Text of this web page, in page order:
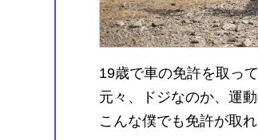
19歳で車の免許を取っ
元々、ドジなのか、運
こんな僕でも免許が取